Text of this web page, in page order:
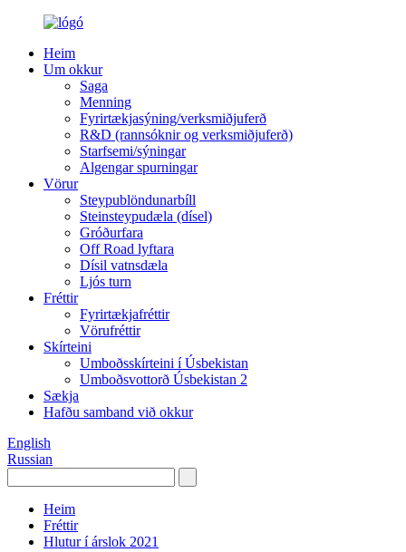
Heim
Um okkur
Saga
Menning
Fyrirtækjasýning/verksmiðjuferð
R&D (rannsóknir og verksmiðjuferð)
Starfsemi/sýningar
Algengar spurningar
Vörur
Steypublöndunarbíll
Steinsteypudæla (dísel)
Gróðurfara
Off Road lyftara
Dísil vatnsdæla
Ljós turn
Fréttir
Fyrirtækjafréttir
Vörufréttir
Skírteini
Umboðsskírteini í Úsbekistan
Umboðsvottorð Úsbekistan 2
Sækja
Hafðu samband við okkur
English
Russian
Heim
Fréttir
Hlutur í árslok 2021